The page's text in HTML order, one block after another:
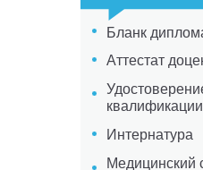
Бланк
Аттестат
квалификации
Интернатура
Медицинский